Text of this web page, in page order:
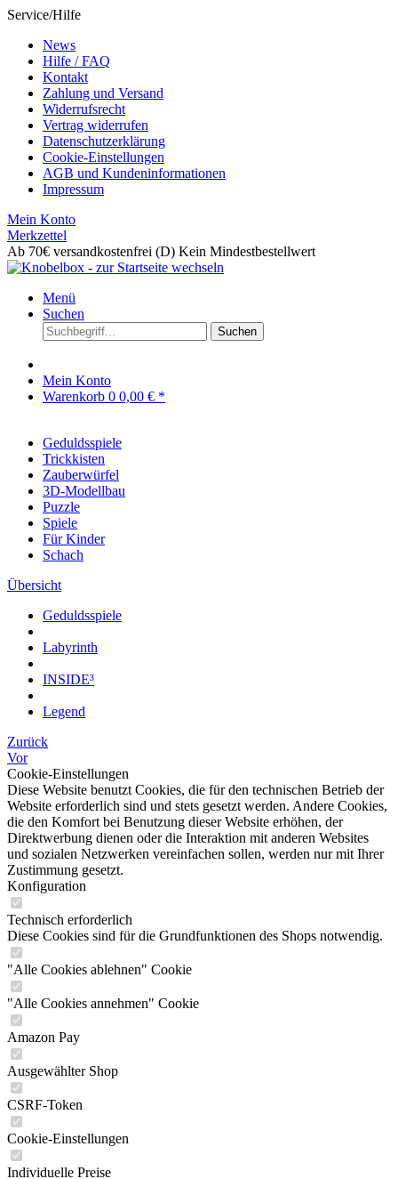
Service/Hilfe
News
Hilfe / FAQ
Kontakt
Zahlung und Versand
Widerrufsrecht
Vertrag widerrufen
Datenschutzerklärung
Cookie-Einstellungen
AGB und Kundeninformationen
Impressum
Mein Konto
Merkzettel
Ab 70€ versandkostenfrei (D) Kein Mindestbestellwert
Menü
Suchen
Suchen
Mein Konto
Warenkorb 0 0,00 € *
Geduldsspiele
Trickkisten
Zauberwürfel
3D-Modellbau
Puzzle
Spiele
Für Kinder
Schach
Übersicht
Geduldsspiele
Labyrinth
INSIDE³
Legend
Zurück
Vor
Cookie-Einstellungen
Diese Website benutzt Cookies, die für den technischen Betrieb der
Website erforderlich sind und stets gesetzt werden. Andere Cookies,
die den Komfort bei Benutzung dieser Website erhöhen, der
Direktwerbung dienen oder die Interaktion mit anderen Websites
und sozialen Netzwerken vereinfachen sollen, werden nur mit Ihrer
Zustimmung gesetzt.
Konfiguration
Technisch erforderlich
Diese Cookies sind für die Grundfunktionen des Shops notwendig.
"Alle Cookies ablehnen" Cookie
"Alle Cookies annehmen" Cookie
Amazon Pay
Ausgewählter Shop
CSRF-Token
Cookie-Einstellungen
Individuelle Preise